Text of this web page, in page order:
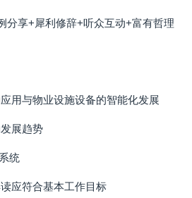
分享+犀利修辞+听众互动+富有哲理
用与物业设施设备的智能化发展
展趋势
统
应符合基本工作目标